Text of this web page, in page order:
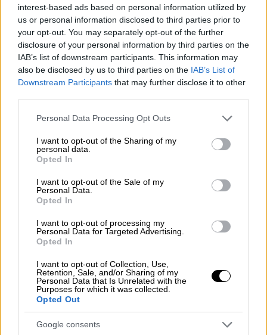
interest-based ads based on personal information utilized by
us or personal information disclosed to third parties prior to
your opt-out. You may separately opt-out of the further
disclosure of your personal information by third parties on the
IAB’s list of downstream participants. This information may
also be disclosed by us to third parties on the IAB’s List of
Downstream Participants that may further disclose it to other
Please note that this website/app uses one or more Google
not limited to your visit or usage behaviour. You may click to
grant or deny consent to Google and its third-party tags to
use your data for below specified purposes in below Google
consent section.
Personal Data Processing Opt Outs
I want to opt-out of the Sharing of my
personal data.
Opted In
I want to opt-out of the Sale of my
Personal Data.
Opted In
I want to opt-out of processing my
Personal Data for Targeted Advertising.
Opted In
I want to opt-out of Collection, Use,
Retention, Sale, and/or Sharing of my
Personal Data that Is Unrelated with the
Purposes for which it was collected.
Opted Out
Google consents
Ο Στιβ Μάρτιν, ο Μάρτιν Σορτ και η Σελένα
Γκόμεζ επιστρέφουν
Ελλάδα|15.09.2025 22:55
Η αλληλεγγύη πολλαπλασιάζεται: Μετά
το «Οξυγόνο» έξι ακόμη πλοία
σαλπάρουν από την Ελλάδα για τη Γάζα
«Σαλπάρει» για τη Γάζα ο διεθνής στόλος με
στόχο να σπάσει τον αποκλεισμό